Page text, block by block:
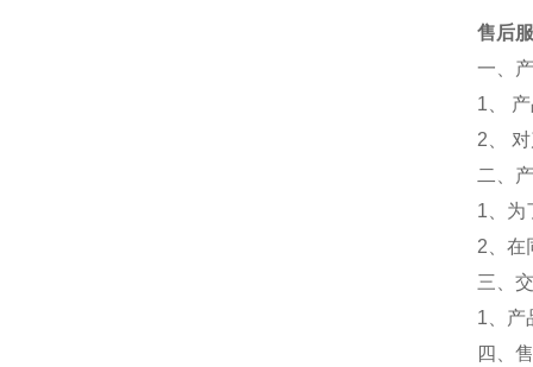
售后
一、
1、
2、
二、
1、为
2、在
三、
1、产
四、